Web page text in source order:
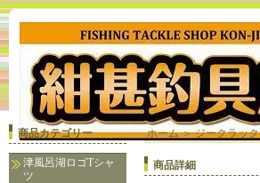
商品カテゴリー
津風呂湖ロゴTシャ
ツ
ホーム＞ジークラック
商品詳細